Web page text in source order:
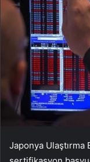
Japonya Ulaştırma